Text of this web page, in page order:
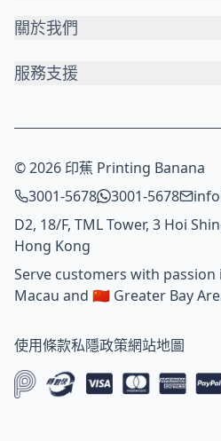
關於我們
服務支援
© 2026 印蕉 Printing Banana
3001-5678
3001-5678
D2, 18/F, TML Tower, 3 Hoi
Hong Kong
Serve customers with
Macau and 🇨🇳 Greater Bay
使用條款私隱政策網站地圖